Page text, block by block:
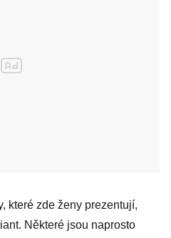
které zde ženy prezentují,
Některé jsou naprosto